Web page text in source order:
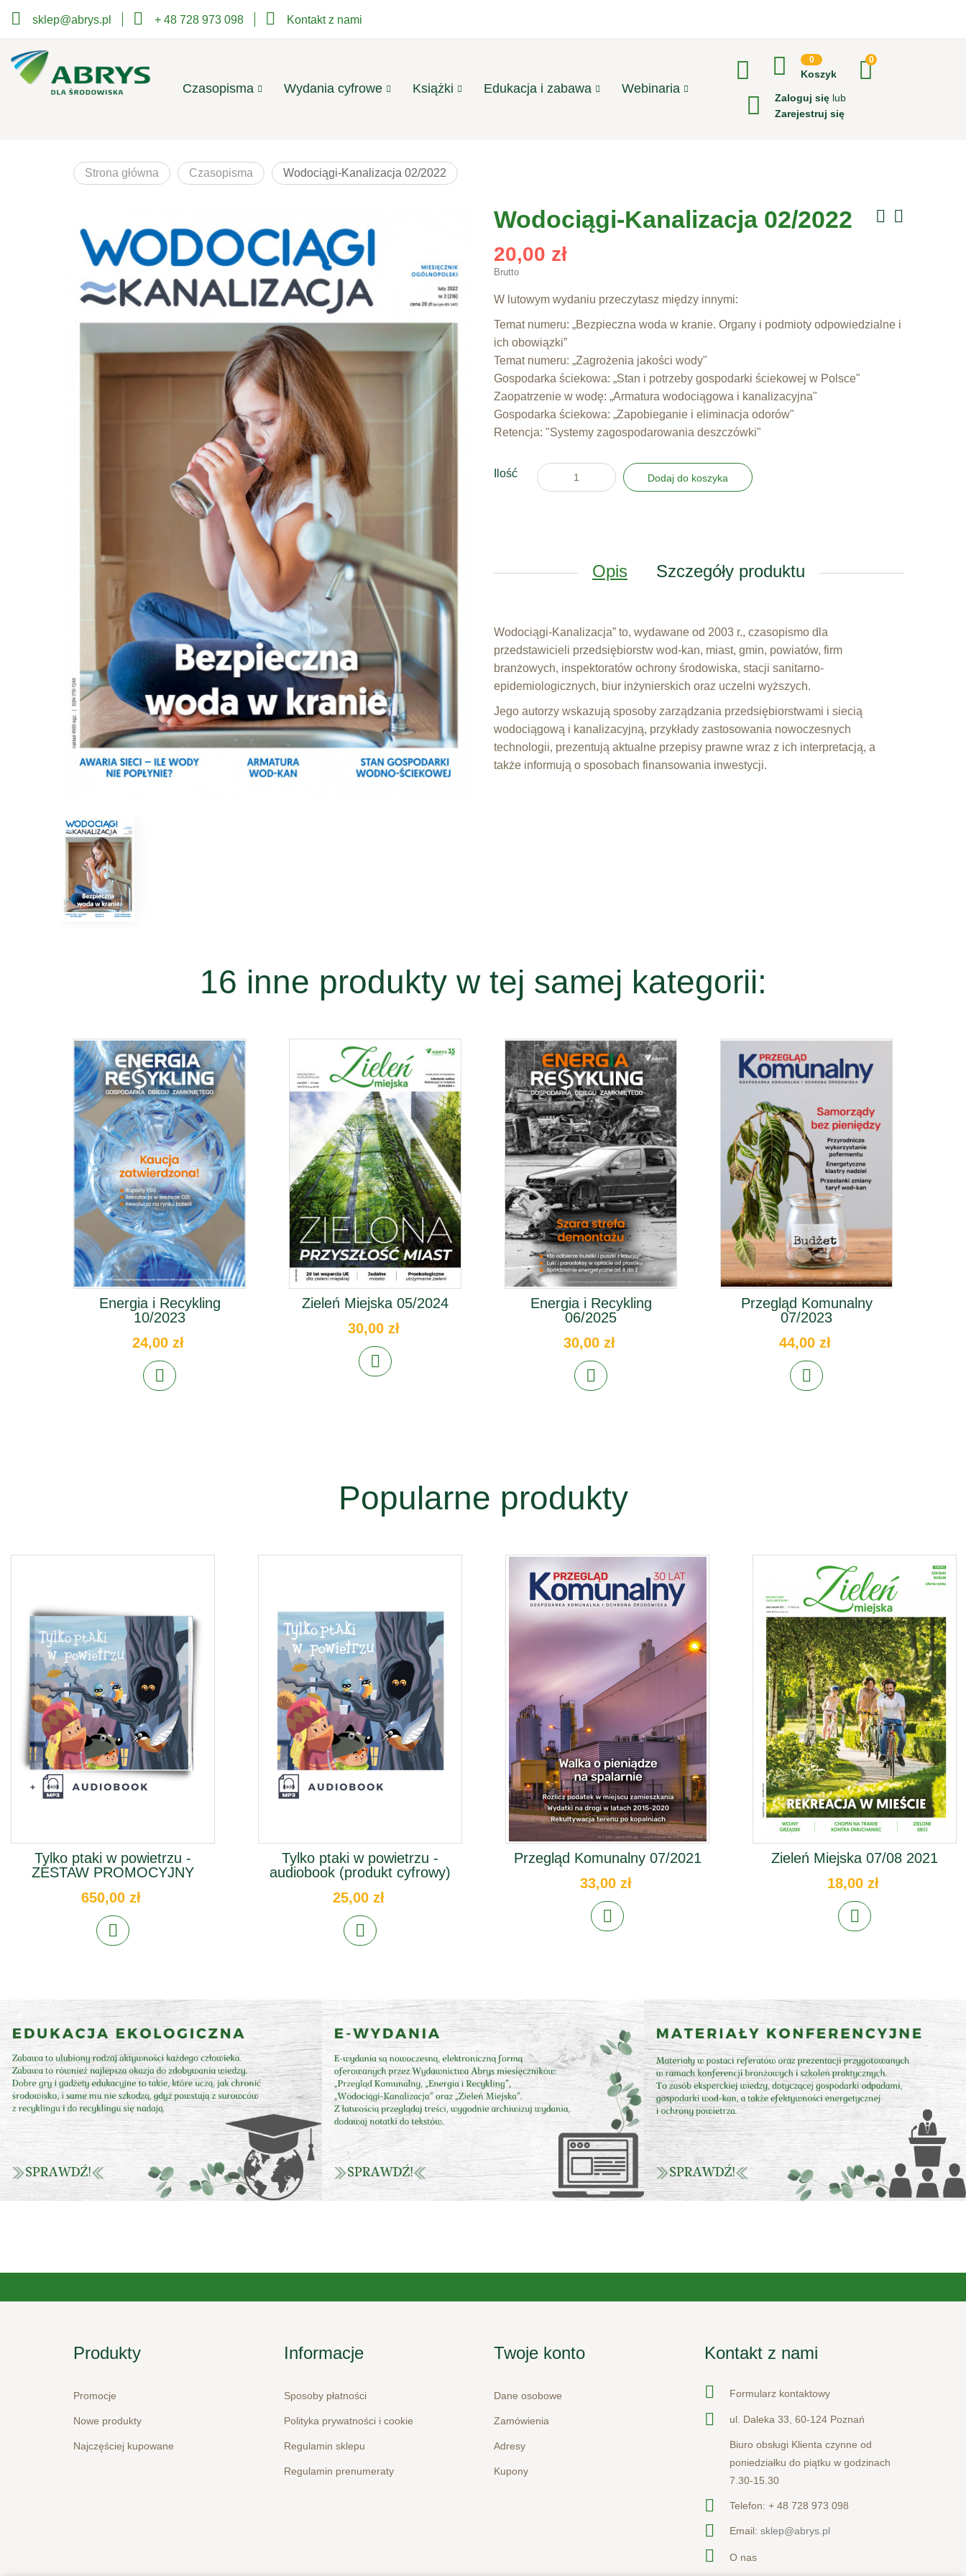
sklep@abrys.pl + 48 728 973 098 Kontakt z nami
0
Koszyk
0
Zaloguj się lub
Zarejestruj się
Czasopisma Wydania cyfrowe Książki Edukacja i zabawa Webinaria
Strona główna Czasopisma Wodociągi-Kanalizacja 02/2022
Wodociągi-Kanalizacja 02/2022
20,00 zł
Brutto
W lutowym wydaniu przeczytasz między innymi:
Temat numeru: „Bezpieczna woda w kranie. Organy i podmioty odpowiedzialne i
ich obowiązki”
Temat numeru: „Zagrożenia jakości wody"
Gospodarka ściekowa: „Stan i potrzeby gospodarki ściekowej w Polsce"
Zaopatrzenie w wodę: „Armatura wodociągowa i kanalizacyjna"
Gospodarka ściekowa: „Zapobieganie i eliminacja odorów"
Retencja: "Systemy zagospodarowania deszczówki"
Ilość Dodaj do koszyka
Opis Szczegóły produktu
Wodociągi-Kanalizacja” to, wydawane od 2003 r., czasopismo dla
przedstawicieli przedsiębiorstw wod-kan, miast, gmin, powiatów, firm
branżowych, inspektoratów ochrony środowiska, stacji sanitarno-
epidemiologicznych, biur inżynierskich oraz uczelni wyższych.
Jego autorzy wskazują sposoby zarządzania przedsiębiorstwami i siecią
wodociągową i kanalizacyjną, przykłady zastosowania nowoczesnych
technologii, prezentują aktualne przepisy prawne wraz z ich interpretacją, a
także informują o sposobach finansowania inwestycji.
16 inne produkty w tej samej kategorii:
Energia i Recykling
10/2023
24,00 zł
Zieleń Miejska 05/2024
30,00 zł
Energia i Recykling
06/2025
30,00 zł
Przegląd Komunalny
07/2023
44,00 zł
Popularne produkty
Tylko ptaki w powietrzu -
ZESTAW PROMOCYJNY
650,00 zł
Tylko ptaki w powietrzu -
audiobook (produkt cyfrowy)
25,00 zł
Przegląd Komunalny 07/2021
33,00 zł
Zieleń Miejska 07/08 2021
18,00 zł
Produkty
Promocje
Nowe produkty
Najczęściej kupowane
Informacje
Sposoby płatności
Polityka prywatności i cookie
Regulamin sklepu
Regulamin prenumeraty
Twoje konto
Dane osobowe
Zamówienia
Adresy
Kupony
Kontakt z nami
Formularz kontaktowy
ul. Daleka 33, 60-124 Poznań
Biuro obsługi Klienta czynne od
poniedziałku do piątku w godzinach
7.30-15.30
Telefon: + 48 728 973 098
Email: sklep@abrys.pl
O nas